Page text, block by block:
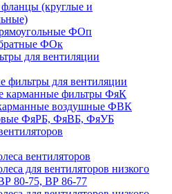
(круглые и
ФОп
ФОк
для вентиляции
фильтры для вентиляции
карманные фильтры ФяК
воздушные ФВК
ФяРБ, ФяВБ, ФяУБ
вентиляторов
для вентиляторов низкого
80-75, ВР 86-77